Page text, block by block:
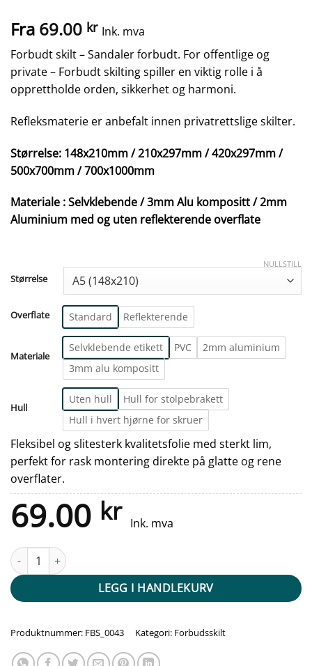
Fra 69.00 kr Ink. mva
Forbudt skilt – Sandaler forbudt. For offentlige og
private – Forbudt skilting spiller en viktig rolle i å
opprettholde orden, sikkerhet og harmoni.
Refleksmaterie er anbefalt innen privatrettslige skilter.
Størrelse: 148x210mm / 210x297mm / 420x297mm /
500x700mm / 700x1000mm
Materiale : Selvklebende / 3mm Alu kompositt / 2mm
Aluminium med og uten reflekterende overflate
Størrelse
Overflate Standard Reflekterende
Materiale
Selvklebende etikett PVC
2mm aluminium
3mm alu kompositt
Hull
Uten hull
Hull for stolpebrakett
Hull i hvert hjørne for skruer
NULLSTILL
Fleksibel og slitesterk kvalitetsfolie med sterkt lim,
perfekt for rask montering direkte på glatte og rene
overflater.
69.00 kr Ink. mva
Forbudt skilt - Sandaler forbudt antall
LEGG I HANDLEKURV
Produktnummer: FBS_0043 Kategori: Forbudsskilt